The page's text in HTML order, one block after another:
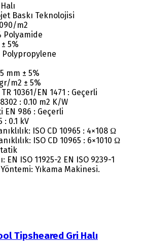
Baskı Teknolojisi
m2
Polyamide
5%
Polypropylene
mm ± 5%
m2 ± 5%
10361/EN 1471 : Geçerli
: 0.10 m2 K/W
EN 986 : Geçerli
: 0.1 kV
ISO CD 10965 : 4×108 Ω
ISO CD 10965 : 6×1010 Ω
ISO 11925-2 EN ISO 9239-1
Yıkama Makinesi.
Tipsheared Gri Halı